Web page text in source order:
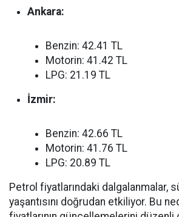
Ankara:
Benzin: 42.41 TL
Motorin: 41.42 TL
LPG: 21.19 TL
İzmir:
Benzin: 42.66 TL
Motorin: 41.76 TL
LPG: 20.89 TL
Petrol fiyatlarındaki dalgalanmalar,
yaşantısını doğrudan etkiliyor. Bu